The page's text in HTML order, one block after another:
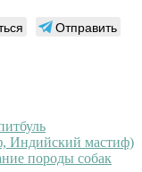
Отправить
Индийский мастиф)
породы собак